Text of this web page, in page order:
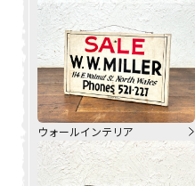
ウォールインテリア